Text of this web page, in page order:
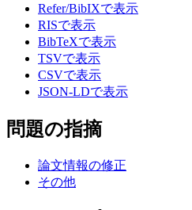
Refer/BibIXで表示
RISで表示
BibTeXで表示
TSVで表示
CSVで表示
JSON-LDで表示
問題の指摘
論文情報の修正
その他